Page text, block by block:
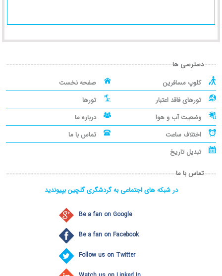
دسترسی ها
کلوپ مسافرین
صفحه نخست
تورهای فاقد اعتبار
تورها
وضعیت آب و هوا
درباره ما
اختلاف ساعت
تماس با ما
تبدیل تاریخ
تماس با ما
در شبکه های اجتماعی به گردشگری گلچین بپیوندید
Be a fan on Google
Be a fan on Facebook
Follow us on Twitter